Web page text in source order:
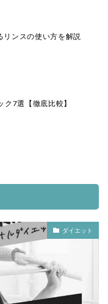
リンスの使い方を解説
7選【徹底比較】
ダイエット